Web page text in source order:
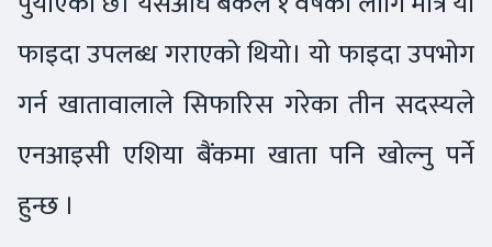
फाइदा उपलब्ध गराएको थियो। यो फाइदा उपभोग
गर्न खातावालाले सिफारिस गरेका तीन सदस्यले
एनआइसी एशिया बैंकमा खाता पनि खोल्नु पर्ने
हुन्छ ।